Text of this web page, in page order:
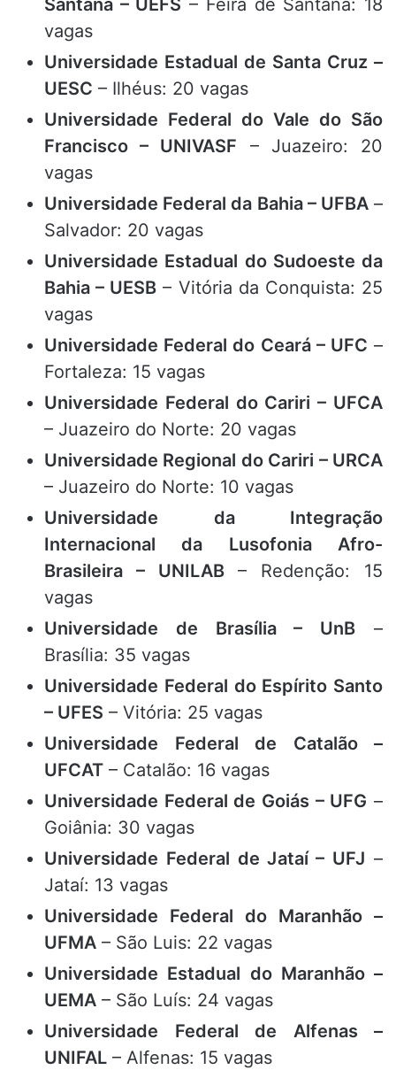
Santana – UEFS – Feira de Santana: 18
vagas
Universidade Estadual de Santa Cruz –
UESC – Ilhéus: 20 vagas
Universidade Federal do Vale do São
Francisco – UNIVASF – Juazeiro: 20
vagas
Universidade Federal da Bahia – UFBA–
Salvador: 20 vagas
Universidade Estadual do Sudoeste da
Bahia – UESB – Vitória da Conquista: 25
vagas
Universidade Federal do Ceará – UFC –
Fortaleza: 15 vagas
Universidade Federal do Cariri – UFCA
– Juazeiro do Norte: 20 vagas
Universidade Regional do Cariri – URCA
– Juazeiro do Norte: 10 vagas
Universidade da Integração
Internacional da Lusofonia Afro-
Brasileira – UNILAB– Redenção: 15
vagas
Universidade de Brasília – UnB –
Brasília: 35 vagas
Universidade Federal do Espírito Santo
– UFES – Vitória: 25 vagas
Universidade Federal de Catalão –
UFCAT – Catalão: 16 vagas
Universidade Federal de Goiás – UFG –
Goiânia: 30 vagas
Universidade Federal de Jataí – UFJ –
Jataí: 13 vagas
Universidade Federal do Maranhão –
UFMA – São Luis: 22 vagas
Universidade Estadual do Maranhão –
UEMA – São Luís: 24 vagas
Universidade Federal de Alfenas –
UNIFAL – Alfenas: 15 vagas